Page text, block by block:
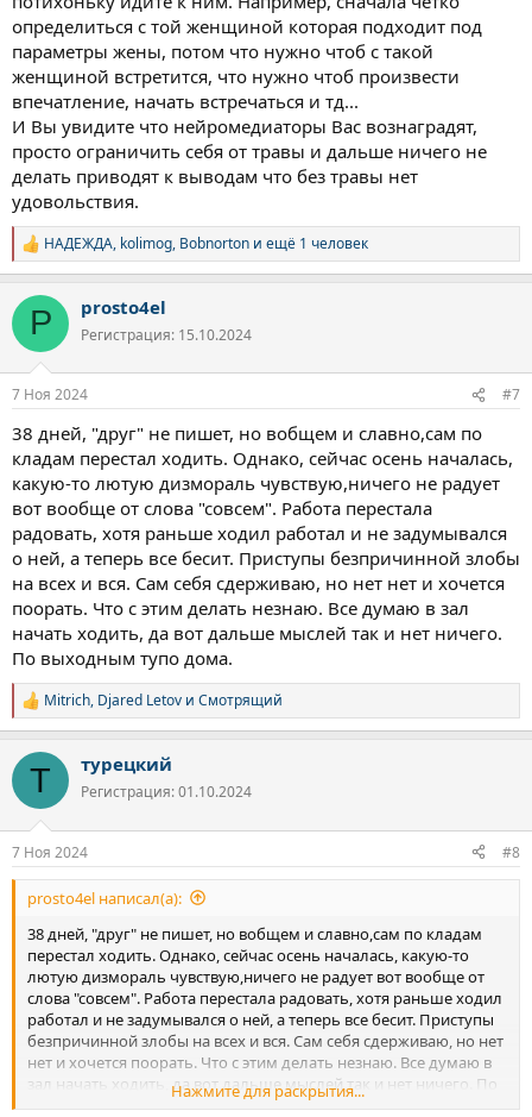
определиться с той женщиной которая подходит под
параметры жены, потом что нужно чтоб с такой
женщиной встретится, что нужно чтоб произвести
впечатление, начать встречаться и тд...
И Вы увидите что нейромедиаторы Вас вознаградят,
просто ограничить себя от травы и дальше ничего не
делать приводят к выводам что без травы нет
удовольствия.
Р
е
к
и
НАДЕЖДА, kolimog, Bobnorton и ещё 1 человек
P prosto4el
Регистрация: 15.10.2024
7 Ноя 2024 #7
38 дней, "друг" не пишет, но вобщем и славно,сам по
кладам перестал ходить. Однако, сейчас осень началась,
какую-то лютую дизмораль чувствую,ничего не радует
вот вообще от слова "совсем". Работа перестала
радовать, хотя раньше ходил работал и не задумывался
о ней, а теперь все бесит. Приступы безпричинной злобы
на всех и вся. Сам себя сдерживаю, но нет нет и хочется
поорать. Что с этим делать незнаю. Все думаю в зал
начать ходить, да вот дальше мыслей так и нет ничего.
По выходным тупо дома.
Р
е
к
и
Mitrich, Djared Letov и Смотрящий
Т турецкий
Регистрация: 01.10.2024
7 Ноя 2024 #8
prosto4el написал(а):
38 дней, "друг" не пишет, но вобщем и славно,сам по кладам
перестал ходить. Однако, сейчас осень началась, какую-то
лютую дизмораль чувствую,ничего не радует вот вообще от
слова "совсем". Работа перестала радовать, хотя раньше ходил
работал и не задумывался о ней, а теперь все бесит. Приступы
безпричинной злобы на всех и вся. Сам себя сдерживаю, но нет
нет и хочется поорать. Что с этим делать незнаю. Все думаю в
зал начать ходить, да вот дальше мыслей так и нет ничего. По
Нажмите для раскрытия...